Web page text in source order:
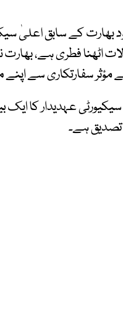
کے سابق اعلیٰ
اٹھنا فطری ہے،
مؤثر سفارتکاری سے
عہدیدار کا ایک
تصدیق ہے۔